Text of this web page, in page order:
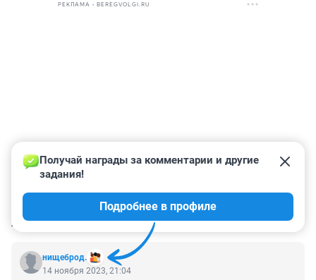
РЕКЛАМА • BEREGVOLGI.RU
КОММЕНТАРИИ 1
нищеброд.
Получай награды за комментарии и другие
задания!
Подробнее в профиле
14 ноября 2023, 21:04